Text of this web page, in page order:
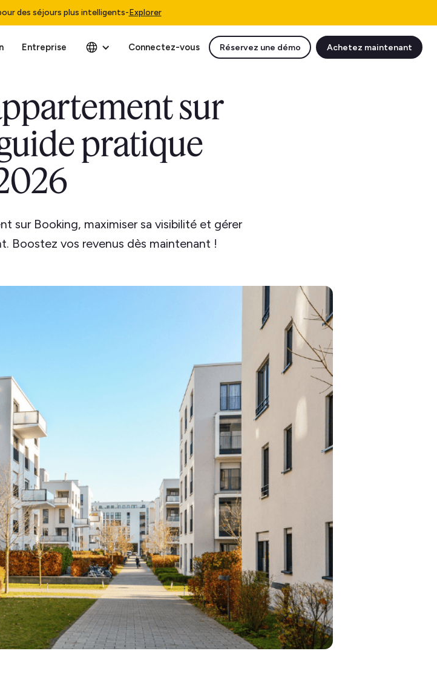
des séjours plus intelligents-Explorer
Entreprise Connectez-vous Réservez une démo Achetez maintenant
sur
pratique
sur Booking, maximiser sa visibilité et gérer
Boostez vos revenus dès maintenant !